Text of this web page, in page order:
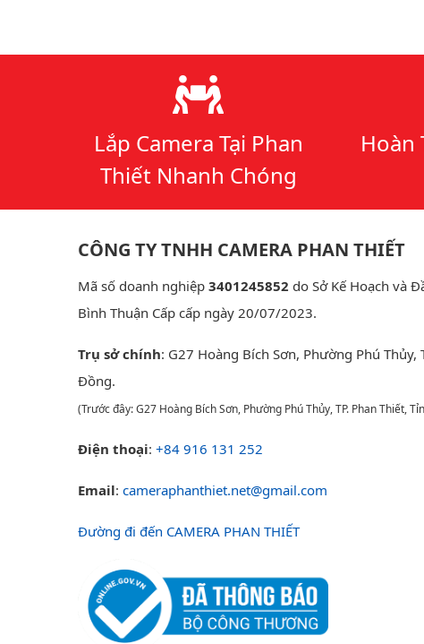
Lý do chọn chúng tôi
Lắp Camera Tại Phan
Thiết Nhanh Chóng
Hoàn
CÔNG TY TNHH CAMERA PHAN THIẾT
Mã số doanh nghiệp 3401245852 do Sở Kế Hoạch và
Bình Thuận Cấp cấp ngày 20/07/2023.
Trụ sở chính: G27 Hoàng Bích Sơn, Phường Phú Thủy,
Đồng.
(Trước đây: G27 Hoàng Bích Sơn, Phường Phú Thủy, TP. Phan Thiết,
Điện thoại: +84 916 131 252
Email: cameraphanthiet.net@gmail.com
Đường đi đến CAMERA PHAN THIẾT